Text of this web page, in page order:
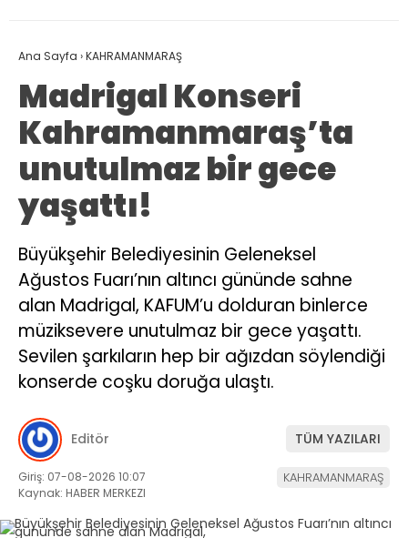
Ana Sayfa ›KAHRAMANMARAŞ
Madrigal Konseri
Kahramanmaraş’ta
unutulmaz bir gece
yaşattı!
Büyükşehir Belediyesinin Geleneksel
Ağustos Fuarı’nın altıncı gününde sahne
alan Madrigal, KAFUM’u dolduran binlerce
müziksevere unutulmaz bir gece yaşattı.
Sevilen şarkıların hep bir ağızdan söylendiği
konserde coşku doruğa ulaştı.
Editör TÜM YAZILARI
Giriş: 07-08-2026 10:07
Kaynak: HABER MERKEZI
KAHRAMANMARAŞ